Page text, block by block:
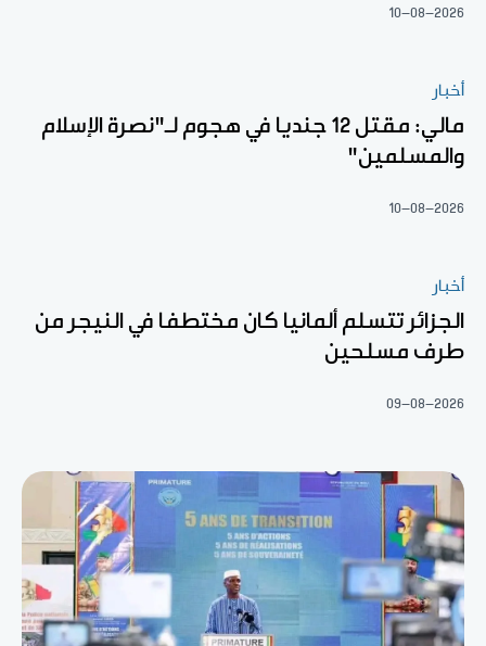
10-08-2026
أخبار
مالي: مقتل 12 جنديا في هجوم لـ"نصرة الإسلام
والمسلمين"
10-08-2026
أخبار
الجزائر تتسلم ألمانيا كان مختطفا في النيجر من
طرف مسلحين
09-08-2026